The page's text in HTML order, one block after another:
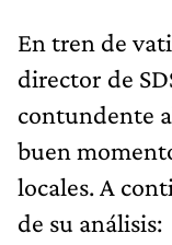
En tren de
director de
contundente
buen
locales. A
de su análisis: